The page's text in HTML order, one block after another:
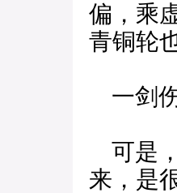
偏，乘
青铜轮
一剑
可是
来，是